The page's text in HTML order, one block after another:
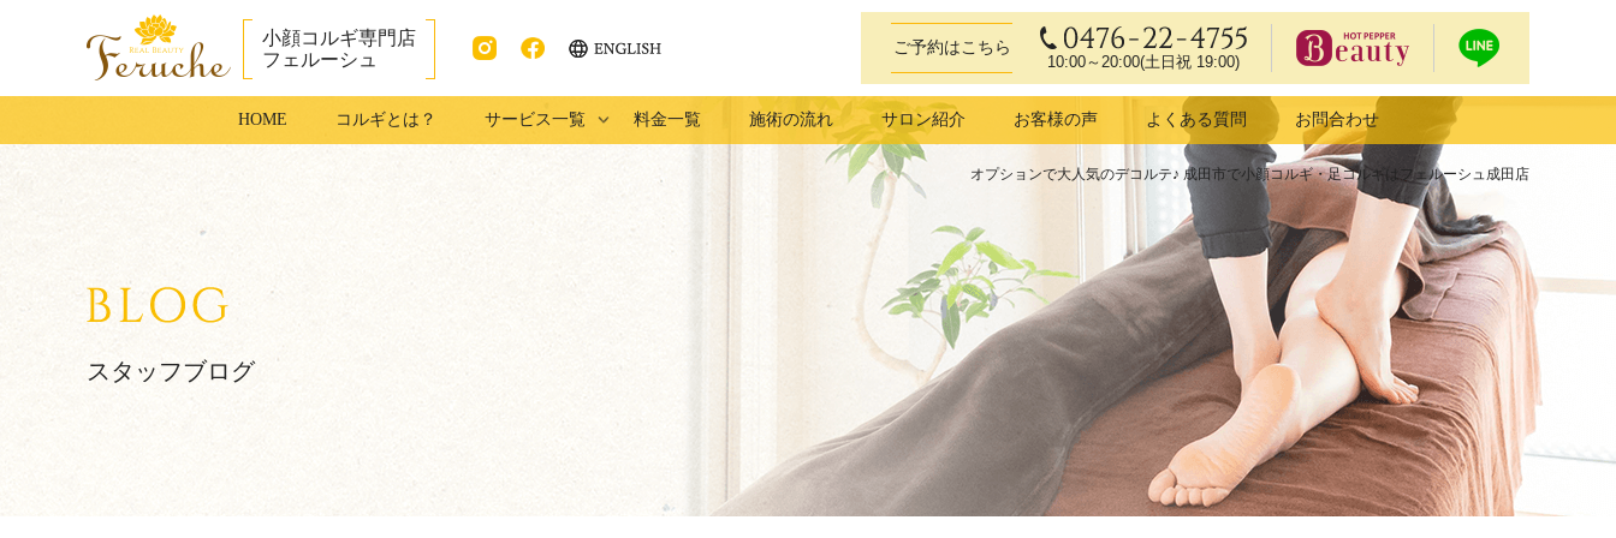
オプションで大人気のデコルテ♪ 成田市で小顔コルギ・足コルギはフェルーシュ成田店
成田市で小顔コ
小顔コルギ専門店
フェルーシュ
ram
ook
ご予約はこちら
0476-22-4755
10:00～20:00(土日祝 19:00)
ホットペッ
パービュー
ティーで予
約
LIN
予約
HOME コルギとは？ サービス一覧 料金一覧 施術の流れ サロン紹介 お客様の声 よくある質問 お問合わせ
スタッフブログ